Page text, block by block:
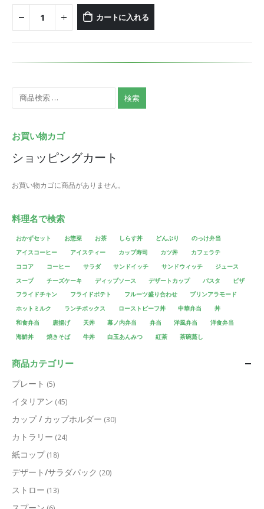
カートに入れる
検索
お買い物カゴ
ショッピングカート
お買い物カゴに商品がありません。
料理名で検索
おかずセット お惣菜 お茶 しらす丼 どんぶり
のっけ弁当
アイスコーヒー
アイスティー カップ寿司 カツ丼
カフェラテ
ココア
コーヒー サラダ サンドイッチ サンドウィッチ
ジュース
スープ
チーズケーキ ディップソース デザートカップ パスタ
ピザ
フライドチキン
フライドポテト フルーツ盛り合わせ
プリンアラモード
ホットミルク
ランチボックス ローストビーフ丼 中華弁当
丼
和食弁当
唐揚げ 天丼 幕ノ内弁当 弁当 洋風弁当
洋食弁当
海鮮丼
焼きそば 牛丼 白玉あんみつ 紅茶 茶碗蒸し
商品カテゴリー
プレート (5)
イタリアン (45)
カップ / カップホルダー (30)
カトラリー (24)
紙コップ (18)
デザート/サラダパック (20)
ストロー (13)